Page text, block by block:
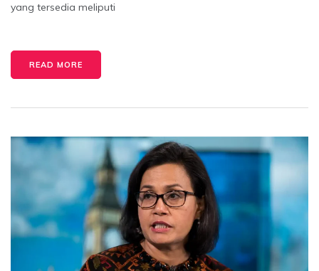
yang tersedia meliputi
READ MORE